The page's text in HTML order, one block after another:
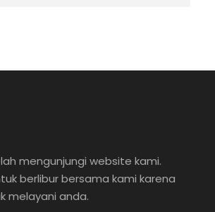
mengunjungi website kami.
berlibur bersama kami karena
melayani anda.